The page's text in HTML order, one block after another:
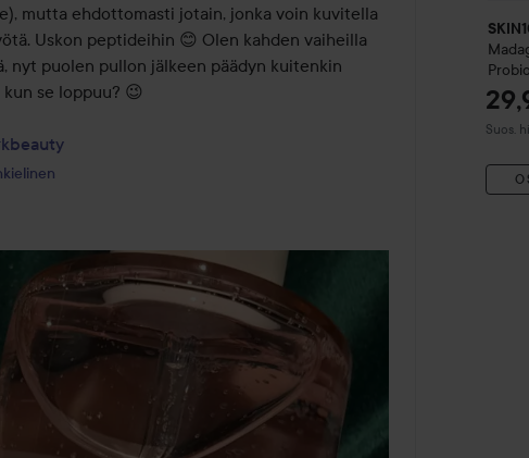
mutta ehdottomasti jotain, jonka voin kuvitella
Uskon peptideihin 😊 Olen kahden vaiheilla
nyt puolen pullon jälkeen päädyn kuitenkin
se loppuu? 😉
Suos.